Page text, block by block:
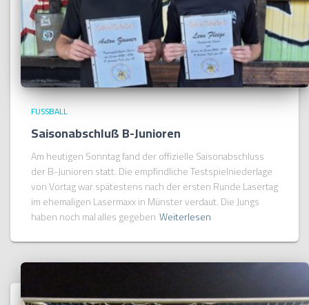
FUSSBALL
Saisonabschluß B-Junioren
Am heutigen Sonntag fand der offizielle Saisonabschluss
der B-Junioren statt. Die empfindliche Testspielniederlage
von Vortag war spätestens nach der ersten Runde Lasertag
im ehemaligen Lasermaxx in Münster verdaut. Die Jungs
haben noch mal alles gegeben Weiterlesen